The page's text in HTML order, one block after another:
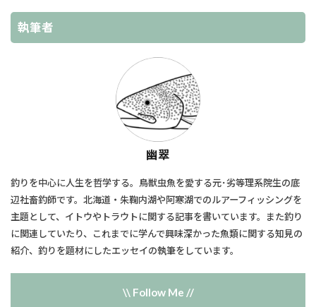
執筆者
幽翠
釣りを中心に人生を哲学する。鳥獣虫魚を愛する元･劣等理系院生の底
辺社畜釣師です。北海道・朱鞠内湖や阿寒湖でのルアーフィッシングを
主題として、​イトウやトラウトに関する記事を書いています。また釣り
に関連していたり、​これまでに学んで興味深かった魚類に関する知見の
紹介、釣りを題材にしたエッセイの執筆をしています。
\\ Follow Me //